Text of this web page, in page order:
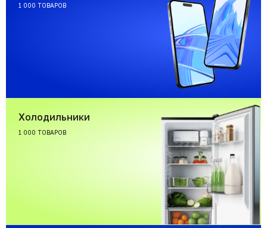
1 000 ТОВАРОВ
Холодильники
1 000 ТОВАРОВ